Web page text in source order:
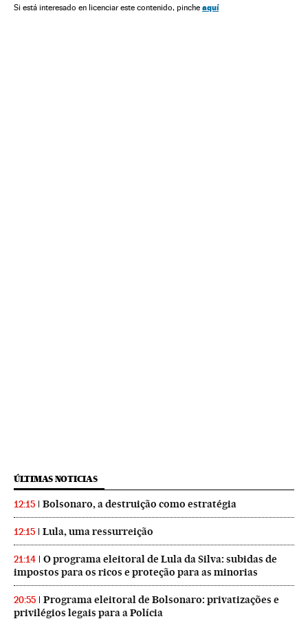
El Salvador Caribe Imigrantes América Central
Si está interesado en licenciar este contenido, pinche aquí
ÚLTIMAS NOTICIAS
12:15 Bolsonaro, a destruição como estratégia
12:15 Lula, uma ressurreição
21:14
O programa eleitoral de Lula da Silva: subidas de
impostos para os ricos e proteção para as minorias
20:55
Programa eleitoral de Bolsonaro: privatizações e
privilégios legais para a Polícia